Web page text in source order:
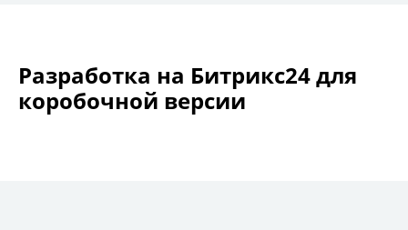
Разработка на Битрикс24 для
коробочной версии